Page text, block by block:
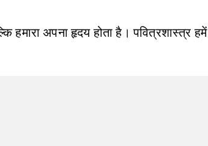
हमारा अपना हृदय होता है। पवित्रशास्त्र हमें